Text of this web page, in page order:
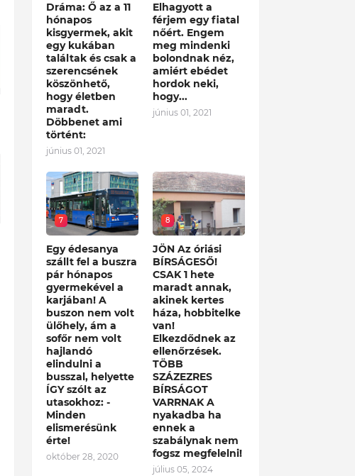
Dráma: Ő az a 11
hónapos
kisgyermek, akit
egy kukában
találtak és csak a
szerencsének
köszönhető,
hogy életben
maradt.
Döbbenet ami
történt:
június 01, 2021
Elhagyott a
férjem egy fiatal
nőért. Engem
meg mindenki
bolondnak néz,
amiért ebédet
hordok neki,
hogy...
június 01, 2021
7
Egy édesanya
szállt fel a buszra
pár hónapos
gyermekével a
karjában! A
buszon nem volt
ülőhely, ám a
sofőr nem volt
hajlandó
elindulni a
busszal, helyette
ÍGY szólt az
utasokhoz: -
Minden
elismerésünk
érte!
október 28, 2020
8
JÖN Az óriási
BÍRSÁGESŐ!
CSAK 1 hete
maradt annak,
akinek kertes
háza, hobbitelke
van!
Elkezdődnek az
ellenőrzések.
TÖBB
SZÁZEZRES
BÍRSÁGOT
VARRNAK A
nyakadba ha
ennek a
szabálynak nem
fogsz megfelelni!
július 05, 2024